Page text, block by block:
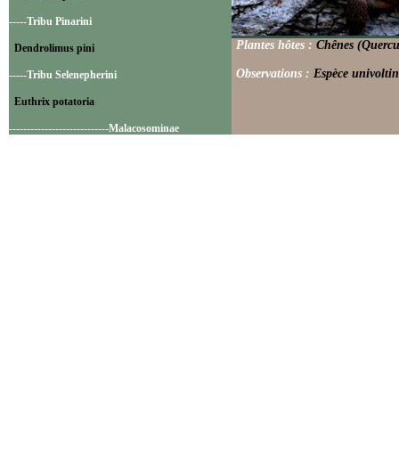
-----Tribu Pinarini
Dendrolimus pini
-----Tribu Selenepherini
Euthrix potatoria
----------------------------Malacosominae
Plantes hôtes : Chênes
Observations : Espèce